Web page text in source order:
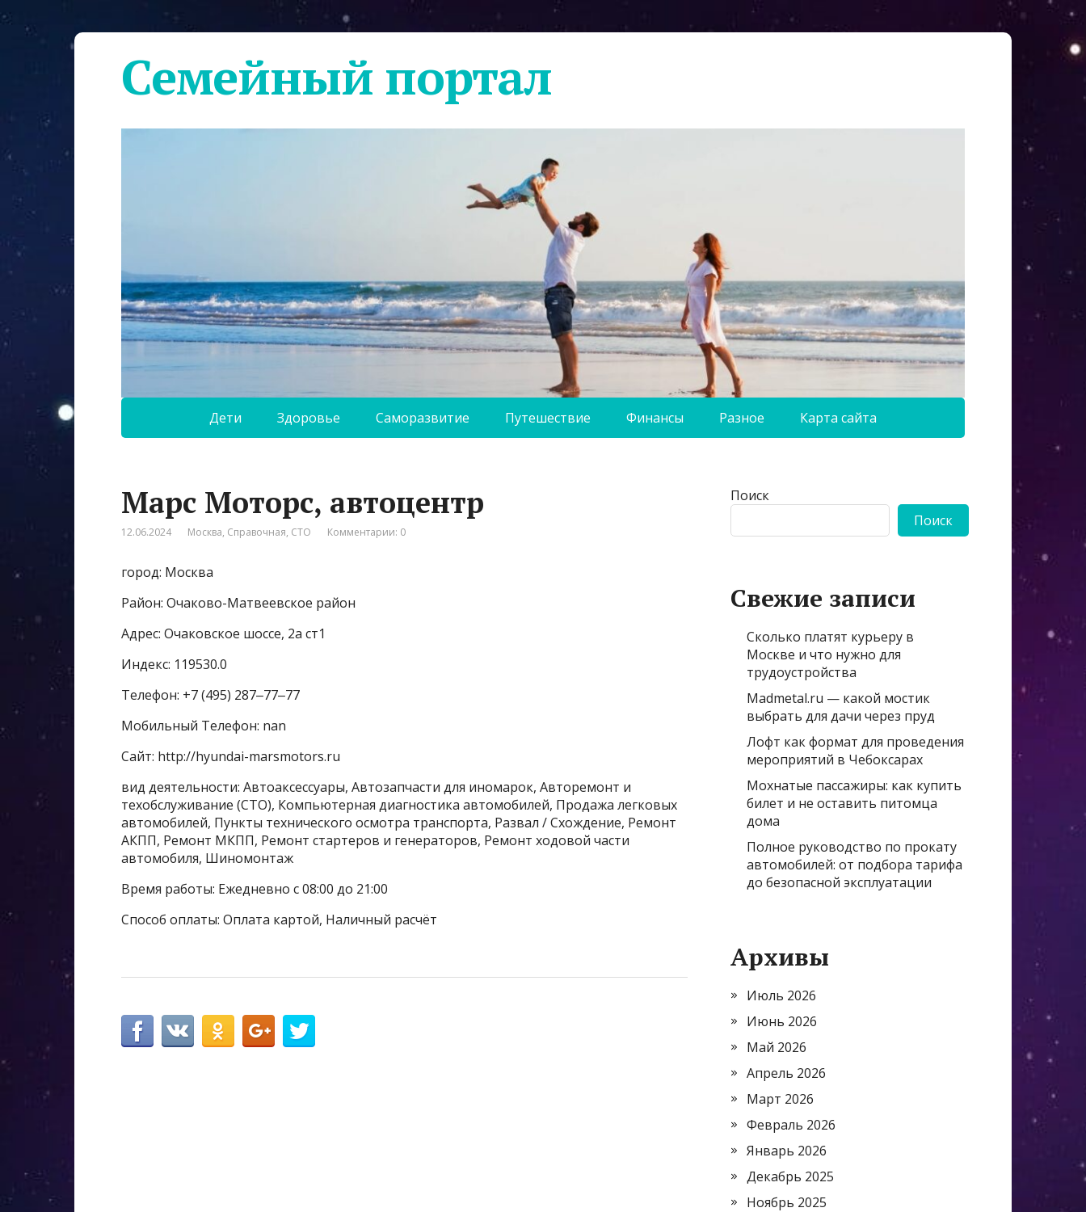
Семейный портал
Дети Здоровье Саморазвитие Путешествие Финансы Разное Карта сайта
Марс Моторс, автоцентр
12.06.2024 Москва, Справочная, СТО Комментарии: 0
город: Москва
Район: Очаково-Матвеевское район
Адрес: Очаковское шоссе, 2а ст1
Индекс: 119530.0
Телефон: +7 (495) 287‒77‒77
Мобильный Телефон: nan
Сайт: http://hyundai-marsmotors.ru
вид деятельности: Автоаксессуары, Автозапчасти для иномарок, Авторемонт и
техобслуживание (СТО), Компьютерная диагностика автомобилей, Продажа легковых
автомобилей, Пункты технического осмотра транспорта, Развал / Схождение, Ремонт
АКПП, Ремонт МКПП, Ремонт стартеров и генераторов, Ремонт ходовой части
автомобиля, Шиномонтаж
Время работы: Ежедневно с 08:00 до 21:00
Способ оплаты: Оплата картой, Наличный расчёт
Поиск
Поиск
Свежие записи
Сколько платят курьеру в
Москве и что нужно для
трудоустройства
Madmetal.ru — какой мостик
выбрать для дачи через пруд
Лофт как формат для проведения
мероприятий в Чебоксарах
Мохнатые пассажиры: как купить
билет и не оставить питомца
дома
Полное руководство по прокату
автомобилей: от подбора тарифа
до безопасной эксплуатации
Архивы
Июль 2026
Июнь 2026
Май 2026
Апрель 2026
Март 2026
Февраль 2026
Январь 2026
Декабрь 2025
Ноябрь 2025